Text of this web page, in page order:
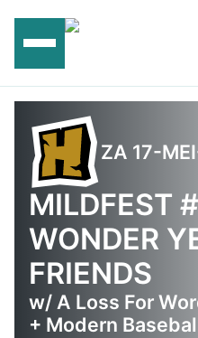
ZA 17-
MILDFEST
WONDER
FRIENDS
w/ A Loss For
+ Modern